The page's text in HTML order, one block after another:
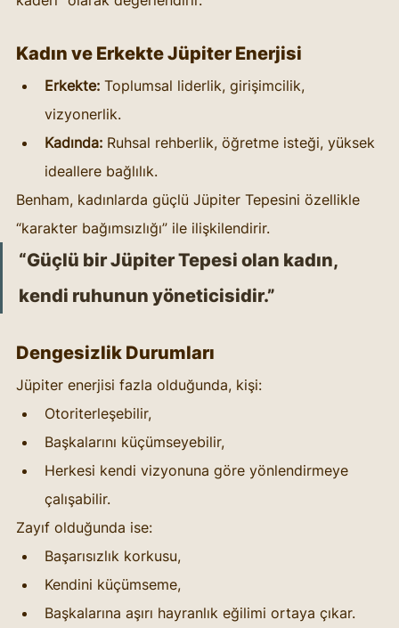
Kadın ve Erkekte Jüpiter Enerjisi
Erkekte: Toplumsal liderlik, girişimcilik,
vizyonerlik.
Kadında: Ruhsal rehberlik, öğretme isteği, yüksek
ideallere bağlılık.
Benham, kadınlarda güçlü Jüpiter Tepesini özellikle
“karakter bağımsızlığı” ile ilişkilendirir.
“Güçlü bir Jüpiter Tepesi olan kadın,
kendi ruhunun yöneticisidir.”
Dengesizlik Durumları
Jüpiter enerjisi fazla olduğunda, kişi:
Otoriterleşebilir,
Başkalarını küçümseyebilir,
Herkesi kendi vizyonuna göre yönlendirmeye
çalışabilir.
Zayıf olduğunda ise:
Başarısızlık korkusu,
Kendini küçümseme,
Başkalarına aşırı hayranlık eğilimi ortaya çıkar.